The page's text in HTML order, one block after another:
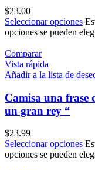
$23.00
Seleccionar opciones
opciones se pueden
Comparar
Vista rápida
Añadir a la lista de
Camisa una frase
un gran rey “
$23.99
Seleccionar opciones
opciones se pueden